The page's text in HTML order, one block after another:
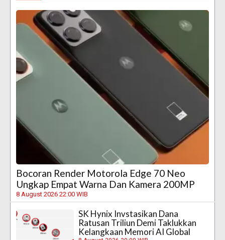
Bocoran Render Motorola Edge 70 Neo
Ungkap Empat Warna Dan Kamera 200MP
8 August 2026 22:00 WIB
SK Hynix Invstasikan Dana
Ratusan Triliun Demi Taklukkan
Kelangkaan Memori AI Global